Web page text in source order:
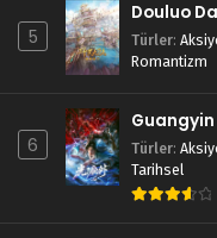
5
Douluo
Türler:
Romantizm
6 Türler:
Tarihsel